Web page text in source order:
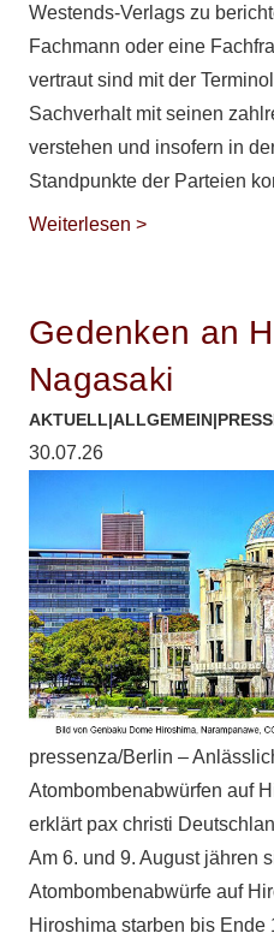
Westends-Verlags zu
Fachmann oder eine
vertraut sind mit der
Sachverhalt mit seinen
verstehen und insofern in
Standpunkte der Parteien
Weiterlesen >
Gedenken an
Nagasaki
AKTUELL|ALLGEMEIN|
30.07.26
pressenza/Berlin –
Atombombenabwürfen auf
erklärt pax christi
Am 6. und 9. August jähren
Atombombenabwürfe auf
Hiroshima starben bis Ende